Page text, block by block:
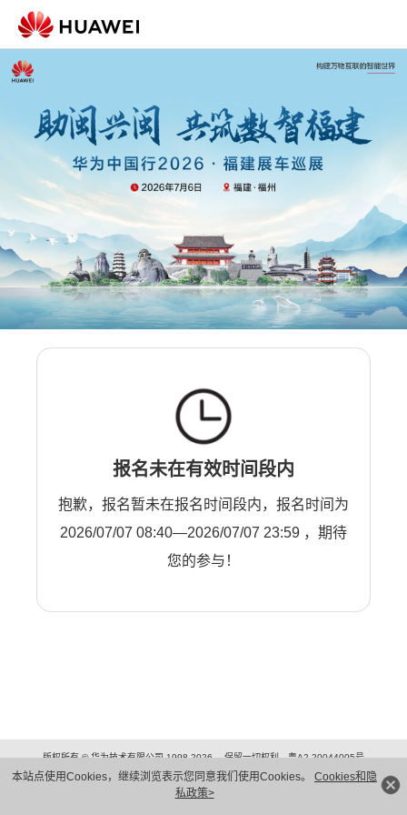
本站点使用Cookies，继续浏览表示您同意我们使用Cookies。 Cookies和隐
私政策>
报名未在有效时间段内
抱歉，报名暂未在报名时间段内，报名时间为
2026/07/07 08:40—2026/07/07 23:59 ，期待
您的参与！
版权所有 © 华为技术有限公司 1998-2026。 保留一切权利。粤A2-20044005号
隐私保护
法律声明